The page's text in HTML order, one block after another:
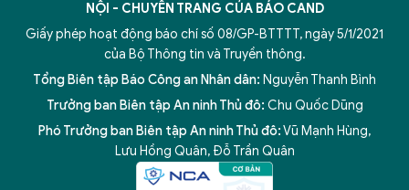
NỘI - CHUYÊN TRANG CỦA BÁO CAND
Giấy phép hoạt động báo chí số 08/GP-BTTTT, ngày 5/1/2021
của Bộ Thông tin và Truyền thông.
Tổng Biên tập Báo Công an Nhân dân: Nguyễn Thanh Bình
Trưởng ban Biên tập An ninh Thủ đô: Chu Quốc Dũng
Phó Trưởng ban Biên tập An ninh Thủ đô:Vũ Mạnh Hùng,
Lưu Hồng Quân, Đỗ Trần Quân
5 điểm nghẽn của Hà Nội giải pháp xử lý điểm nghẽn của